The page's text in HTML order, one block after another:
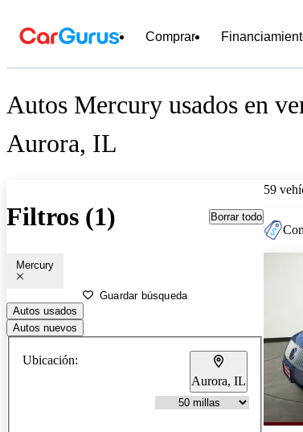
Comprar
Autos Mercury usados en
Aurora, IL
Filtros (1) Borrar todo
Mercury
Guardar búsqueda
Autos usados
Autos nuevos
Ubicación:
Aurora, IL
59